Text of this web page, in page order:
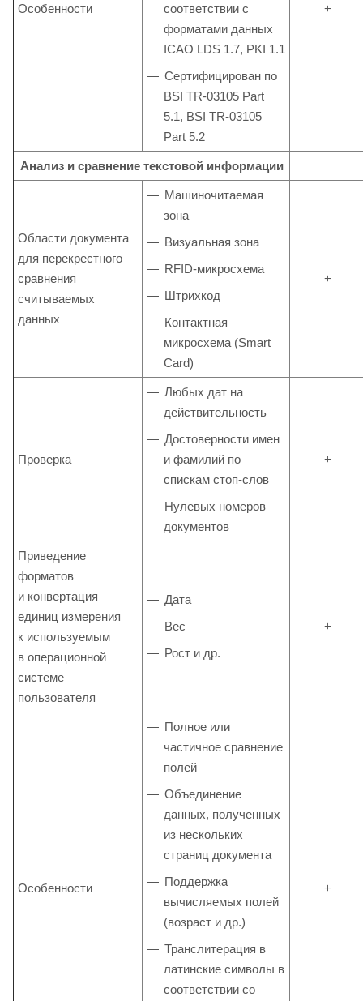
Особенности
соответствии с
форматами данных
ICAO LDS 1.7, PKI 1.1
Сертифицирован по
BSI TR-03105 Part
5.1, BSI TR-03105
Part 5.2
+
Анализ и сравнение текстовой информации
Области документа
для перекрестного
сравнения
считываемых
данных
Машиночитаемая
зона
Визуальная зона
RFID-микросхема
Штрихкод
Контактная
микросхема (Smart
Card)
+
Проверка
Любых дат на
действительность
Достоверности имен
и фамилий по
спискам стоп-слов
Нулевых номеров
документов
+
Приведение
форматов
и конвертация
единиц измерения
к используемым
в операционной
системе
пользователя
Дата
Вес
Рост и др.
+
Особенности
Полное или
частичное сравнение
полей
Объединение
данных, полученных
из нескольких
страниц документа
Поддержка
вычисляемых полей
(возраст и др.)
Транслитерация в
латинские символы в
соответствии со
+